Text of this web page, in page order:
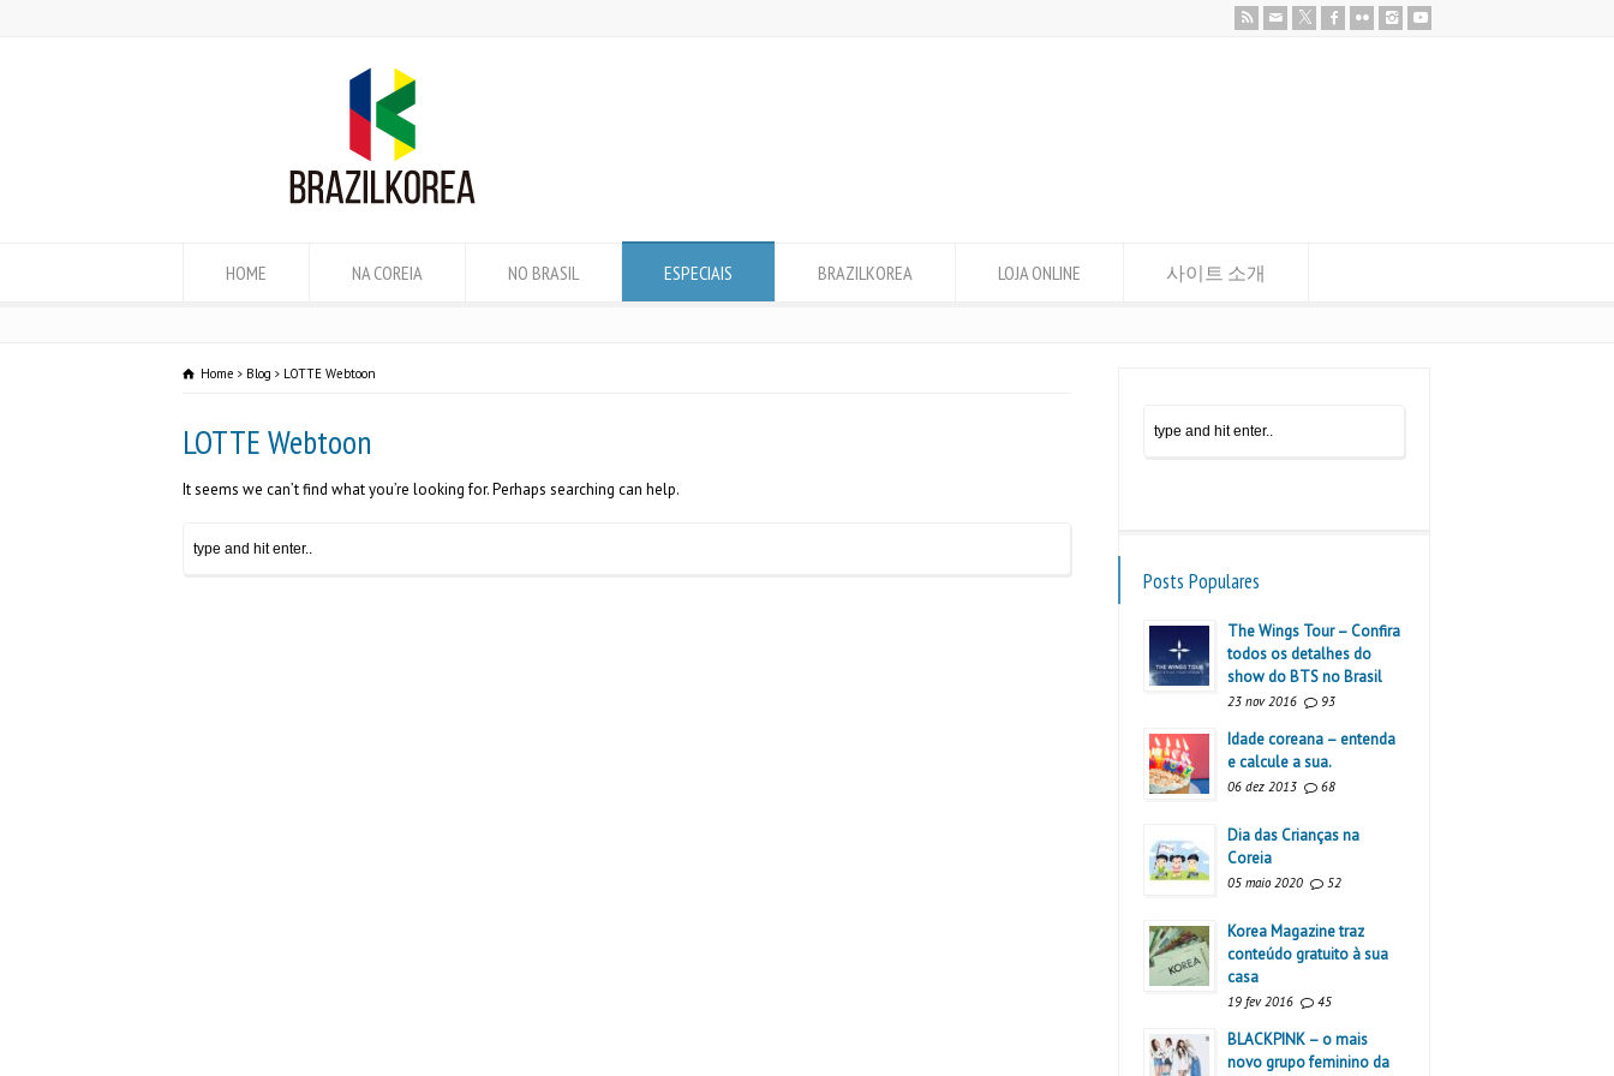
HOME NA COREIA NO BRASIL ESPECIAIS BRAZILKOREA LOJA ONLINE 사이트 소개
Home Blog LOTTE Webtoon
LOTTE Webtoon
It seems we can’t find what you’re looking for. Perhaps searching can help.
Posts Populares
The Wings Tour – Confira
todos os detalhes do
show do BTS no Brasil
23 nov 2016 93
Idade coreana – entenda
e calcule a sua.
06 dez 2013 68
Dia das Crianças na
Coreia
05 maio 2020 52
Korea Magazine traz
conteúdo gratuito à sua
casa
19 fev 2016 45
BLACKPINK – o mais
novo grupo feminino da